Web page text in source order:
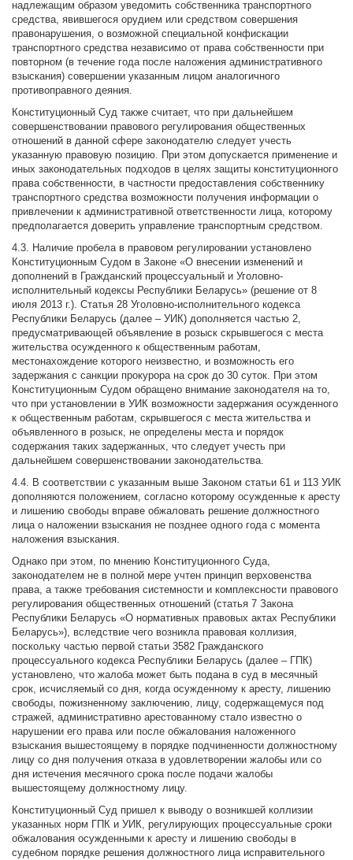
надлежащим образом уведомить собственника транспортного
средства, явившегося орудием или средством совершения
правонарушения, о возможной специальной конфискации
транспортного средства независимо от права собственности при
повторном (в течение года после наложения административного
взыскания) совершении указанным лицом аналогичного
противоправного деяния.
Конституционный Суд также считает, что при дальнейшем
совершенствовании правового регулирования общественных
отношений в данной сфере законодателю следует учесть
указанную правовую позицию. При этом допускается применение и
иных законодательных подходов в целях защиты конституционного
права собственности, в частности предоставления собственнику
транспортного средства возможности получения информации о
привлечении к административной ответственности лица, которому
предполагается доверить управление транспортным средством.
4.3. Наличие пробела в правовом регулировании установлено
Конституционным Судом в Законе «О внесении изменений и
дополнений в Гражданский процессуальный и Уголовно-
исполнительный кодексы Республики Беларусь» (решение от 8
июля 2013 г.). Статья 28 Уголовно-исполнительного кодекса
Республики Беларусь (далее – УИК) дополняется частью 2,
предусматривающей объявление в розыск скрывшегося с места
жительства осужденного к общественным работам,
местонахождение которого неизвестно, и возможность его
задержания с санкции прокурора на срок до 30 суток. При этом
Конституционным Судом обращено внимание законодателя на то,
что при установлении в УИК возможности задержания осужденного
к общественным работам, скрывшегося с места жительства и
объявленного в розыск, не определены места и порядок
содержания таких задержанных, что следует учесть при
дальнейшем совершенствовании законодательства.
4.4. В соответствии с указанным выше Законом статьи 61 и 113 УИК
дополняются положением, согласно которому осужденные к аресту
и лишению свободы вправе обжаловать решение должностного
лица о наложении взыскания не позднее одного года с момента
наложения взыскания.
Однако при этом, по мнению Конституционного Суда,
законодателем не в полной мере учтен принцип верховенства
права, а также требования системности и комплексности правового
регулирования общественных отношений (статья 7 Закона
Республики Беларусь «О нормативных правовых актах Республики
Беларусь»), вследствие чего возникла правовая коллизия,
поскольку частью первой статьи 3582 Гражданского
процессуального кодекса Республики Беларусь (далее – ГПК)
установлено, что жалоба может быть подана в суд в месячный
срок, исчисляемый со дня, когда осужденному к аресту, лишению
свободы, пожизненному заключению, лицу, содержащемуся под
стражей, административно арестованному стало известно о
нарушении его права или после обжалования наложенного
взыскания вышестоящему в порядке подчиненности должностному
лицу со дня получения отказа в удовлетворении жалобы или со
дня истечения месячного срока после подачи жалобы
вышестоящему должностному лицу.
Конституционный Суд пришел к выводу о возникшей коллизии
указанных норм ГПК и УИК, регулирующих процессуальные сроки
обжалования осужденными к аресту и лишению свободы в
судебном порядке решения должностного лица исправительного